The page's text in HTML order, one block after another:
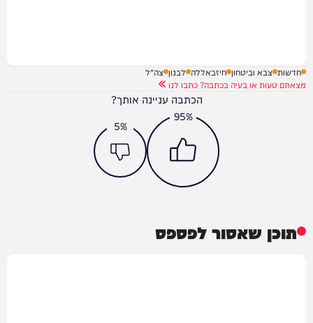
חדשות צבא וביטחון חיזבאללה לבנון צה"ל
מצאתם טעות או בעיה בכתבה? כתבו לנו
הכתבה עניינה אותך?
95%
5%
תוכן שאסור לפספס